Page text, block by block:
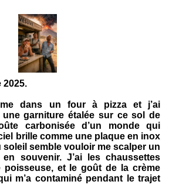
2025.
dans un four à pizza et j’ai
une garniture étalée sur ce sol de
carbonisée d’un monde qui
brille comme une plaque en inox
semble vouloir me scalper un
souvenir. J’ai les chaussettes
poisseuse, et le goût de la crème
m’a contaminé pendant le trajet